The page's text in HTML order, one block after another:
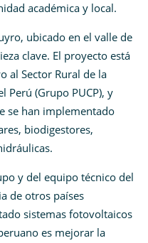
académica y local.
ubicado en el valle de
clave. El proyecto está
al Sector Rural de la
Perú (Grupo PUCP), y
se han implementado
biodigestores,
y del equipo técnico del
de otros países
sistemas fotovoltaicos
es mejorar la